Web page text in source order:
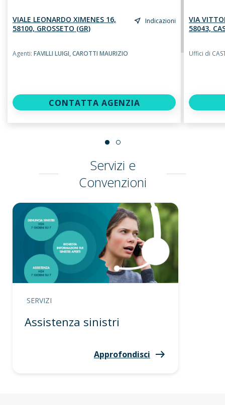
VIALE LEONARDO XIMENES 16,
58100, GROSSETO (GR)
Indicazioni
Agenti: FAVILLI LUIGI,CAROTTI MAURIZIO
CONTATTA AGENZIA
VIA
58043,
Uffici di
Servizi e
Convenzioni
SERVIZI
Assistenza sinistri
Approfondisci